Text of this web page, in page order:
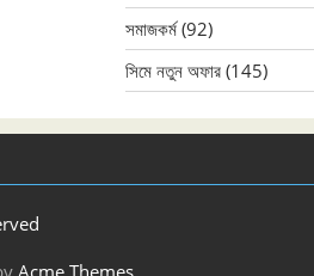
সমাজকর্ম(92)
সিমে নতুন ‍অফার (145)
Acme Themes